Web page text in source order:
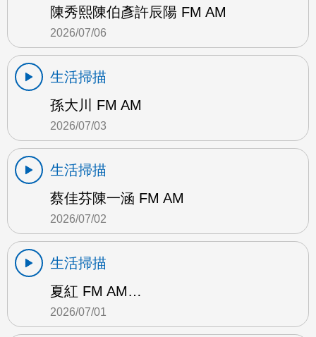
陳秀熙陳伯彥許辰陽 FM AM
2026/07/06
生活掃描
孫大川 FM AM
2026/07/03
生活掃描
蔡佳芬陳一涵 FM AM
2026/07/02
生活掃描
夏紅 FM AM…
2026/07/01